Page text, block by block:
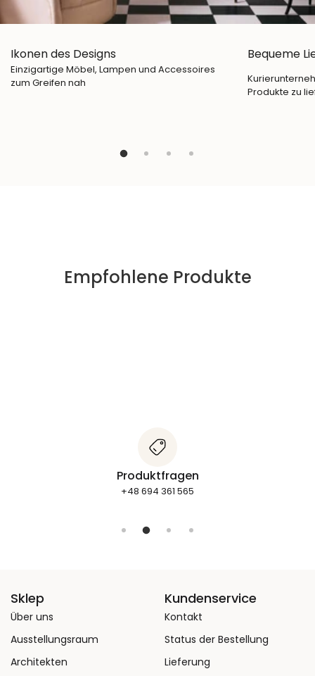
Ikonen des Designs
Einzigartige Möbel, Lampen und Accessoires
zum Greifen nah
Bequeme
Produkte zu
Empfohlene Produkte
Produktfragen
+48 694 361 565
Sklep
Über uns
Ausstellungsraum
Architekten
Kundenservice
Kontakt
Status der Bestellung
Lieferung